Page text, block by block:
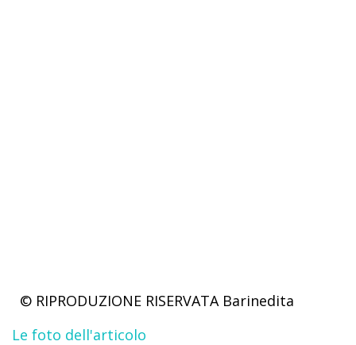
© RIPRODUZIONE RISERVATA Barinedita
Le foto dell'articolo